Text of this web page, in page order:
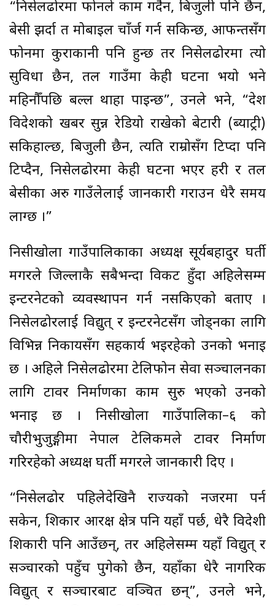
“निसेलढोरमा फोनले काम गर्दैन, बिजुली पनि छैन,
बेसी झर्दा त मोबाइल चाँर्ज गर्न सकिन्छ, आफन्तसँग
फोनमा कुराकानी पनि हुन्छ तर निसेलढोरमा त्यो
सुविधा छैन, तल गाउँमा केही घटना भयो भने
महिनौँपछि बल्ल थाहा पाइन्छ”, उनले भने, “देश
विदेशको खबर सुन्न रेडियो राखेको बेटारी (ब्याट्री)
सकिहाल्छ, बिजुली छैन, त्यति राम्रोसँग टिप्दा पनि
टिप्दैन, निसेलढोरमा केही घटना भएर प्रहरी र तल
बेसीका अरु गाउँलेलाई जानकारी गराउन धेरै समय
लाग्छ ।”
निसीखोला गाउँपालिकाका अध्यक्ष सूर्यबहादुर घर्ती
मगरले जिल्लाकै सबैभन्दा विकट हुँदा अहिलेसम्म
इन्टरनेटको व्यवस्थापन गर्न नसकिएको बताए ।
निसेलढोरलाई विद्युत् र इन्टरनेटसँग जोड्नका लागि
विभिन्न निकायसँग सहकार्य भइरहेको उनको भनाइ
छ । अहिले निसेलढोरमा टेलिफोन सेवा सञ्चालनका
लागि टावर निर्माणका काम सुरु भएको उनको
भनाइ छ । निसीखोला गाउँपालिका–६ को
चौरीभुजुङ्गीमा नेपाल टेलिकमले टावर निर्माण
गरिरहेको अध्यक्ष घर्ती मगरले जानकारी दिए ।
“निसेलढोर पहिलेदेखिनै राज्यको नजरमा पर्न
सकेन, शिकार आरक्ष क्षेत्र पनि यहाँ पर्छ, धेरै विदेशी
शिकारी पनि आउँछन्, तर अहिलेसम्म यहाँ विद्युत् र
सञ्चारको पहुँच पुगेको छैन, यहाँका धेरै नागरिक
विद्युत् र सञ्चारबाट वञ्चित छन्”, उनले भने,